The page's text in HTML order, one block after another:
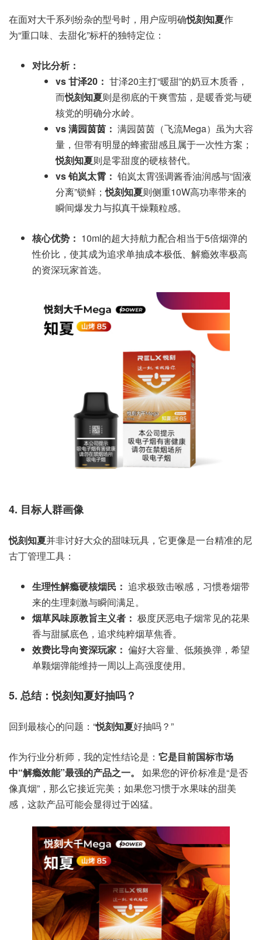
在面对大千系列纷杂的型号时，用户应明确悦刻知夏作
为“重口味、去甜化”标杆的独特定位：
对比分析：
vs 甘泽20： 甘泽20主打“暖甜”的奶豆木质香，
而悦刻知夏则是彻底的干爽雪茄，是暖香党与硬
核党的明确分水岭。
vs 满园茵茵： 满园茵茵（飞流Mega）虽为大容
量，但带有明显的蜂蜜甜感且属于一次性方案；
悦刻知夏则是零甜度的硬核替代。
vs 铂岚太霄： 铂岚太霄强调酱香油润感与“固液
分离”锁鲜；悦刻知夏则侧重10W高功率带来的
瞬间爆发力与拟真干燥颗粒感。
核心优势： 10ml的超大持航力配合相当于5倍烟弹的
性价比，使其成为追求单抽成本极低、解瘾效率极高
的资深玩家首选。
4. 目标人群画像
悦刻知夏并非讨好大众的甜味玩具，它更像是一台精准的尼
古丁管理工具：
生理性解瘾硬核烟民： 追求极致击喉感，习惯卷烟带
来的生理刺激与瞬间满足。
烟草风味原教旨主义者： 极度厌恶电子烟常见的花果
香与甜腻底色，追求纯粹烟草焦香。
效费比导向资深玩家： 偏好大容量、低频换弹，希望
单颗烟弹能维持一周以上高强度使用。
5. 总结：悦刻知夏好抽吗？
回到最核心的问题：“悦刻知夏好抽吗？”
作为行业分析师，我的定性结论是： 它是目前国标市场
中“解瘾效能”最强的产品之一。
如果您的评价标准是“是否
像真烟”，那么它接近完美；如果您习惯于水果味的甜美
感，这款产品可能会显得过于凶猛。